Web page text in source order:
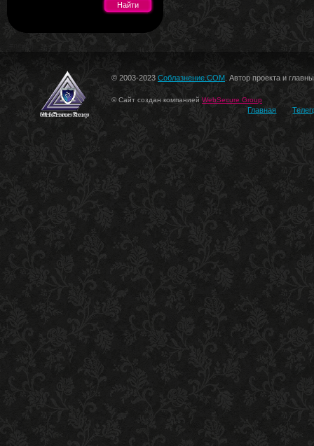
© 2003-2023 Соблазнение.COM . Автор проекта и
© Сайт создан компанией WebSecure Group
Главная